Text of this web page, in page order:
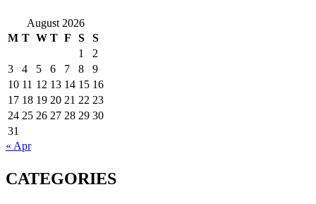
August 2026
M T W T F S
S
1
2
3
4 5 6 7 8
9
10 11 12 13 14 15 16
17 18 19 20 21 22 23
24 25 26 27 28 29 30
31
« Apr
CATEGORIES